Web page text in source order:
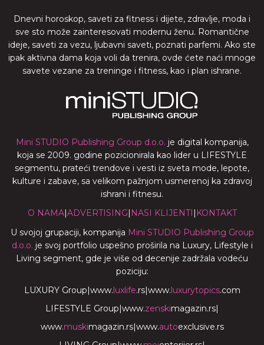
Dnevni horoskop, saveti za fitness i dijete, zdravlje, moda i
sve sto može zainteresovati modernu ženu. Romantične
ideje, saveti za vezu, ljubavni saveti, poznati parfemi. Ako ste
ipak aktivna dama koja voli da trenira, ovde ćete naći mnoge
savete vezane za treninge i fitness, kao i plan ishrane.
Mini STUDIO Publishing Group d.o.o. je digital kompanija,
koja se 2009. godine pozicionirala kao lider u LIFESTYLE
segmentu, prateći trendove i vesti iz sveta mode, lepote,
kulture i zabave, sa velikom pažnjom usmerenoj ka zdravoj
ishrani i fitnesu.
O NAMA|ADVERTISING| NASI KLIJENTI | KONTAKT
U svojoj grupaciji, kompanija Mini STUDIO Publishing Group
d.o.o. je svoj portfolio uspešno proširila na Luxury, Lifestyle i
Living segment, gde je više od decenije zadržala vodeću
poziciju:
LUXURY Group|www.luxlife.rs|www.luxurytopics.com
LIFESTYLE Group|www.zenskimagazin.rs|
www.muskimagazin.rs|www.autoexclusive.rs